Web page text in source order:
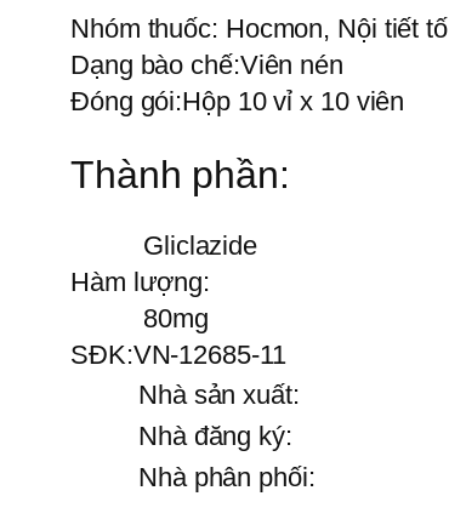
Nhóm thuốc: Hocmon, Nội tiết tố
Dạng bào chế:Viên nén
Đóng gói:Hộp 10 vỉ x 10 viên
Thành phần:
Gliclazide
Hàm lượng:
80mg
SĐK:VN-12685-11
Nhà sản xuất:
Nhà đăng ký:
Nhà phân phối: